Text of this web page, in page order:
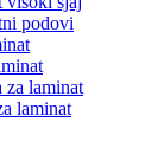
podovi
za laminat
laminat